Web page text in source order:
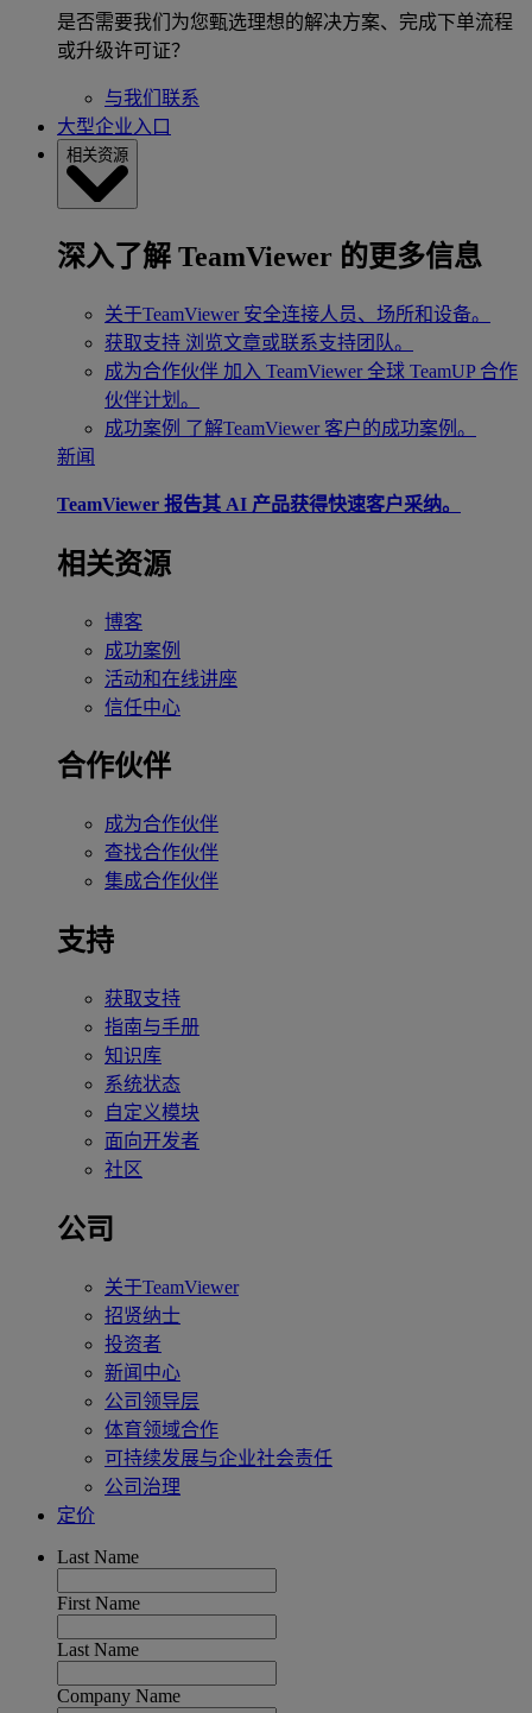
是否需要我们为您甄选理想的解决方案、完成下单流程
或升级许可证？
与我们联系
大型企业入口
相关资源
深入了解 TeamViewer 的更多信息
关于TeamViewer 安全连接人员、场所和设备。
获取支持 浏览文章或联系支持团队。
成为合作伙伴 加入 TeamViewer 全球 TeamUP 合作
伙伴计划。
成功案例 了解TeamViewer 客户的成功案例。
新闻
TeamViewer 报告其 AI 产品获得快速客户采纳。
相关资源
博客
成功案例
活动和在线讲座
信任中心
合作伙伴
成为合作伙伴
查找合作伙伴
集成合作伙伴
支持
获取支持
指南与手册
知识库
系统状态
自定义模块
面向开发者
社区
公司
关于TeamViewer
招贤纳士
投资者
新闻中心
公司领导层
体育领域合作
可持续发展与企业社会责任
公司治理
定价
Last Name
First Name
Last Name
Company Name